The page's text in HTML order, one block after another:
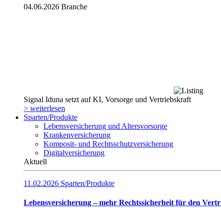
04.06.2026 Branche
Signal Iduna setzt auf KI, Vorsorge und Vertriebskraft
> weiterlesen
Sparten/Produkte
Lebensversicherung und Altersvorsorge
Krankenversicherung
Komposit- und Rechtsschutzversicherung
Digitalversicherung
Aktuell
11.02.2026 Sparten/Produkte
Lebensversicherung – mehr Rechtssicherheit für den